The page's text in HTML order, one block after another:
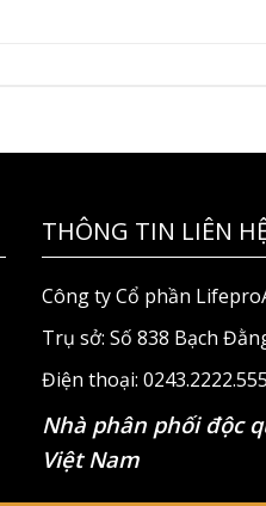
THÔNG TIN LIÊN
Công ty Cổ phần
Trụ sở: Số 838 Bạch
Điện thoại: 0243.2222.555
Nhà phân phối độc
Việt Nam